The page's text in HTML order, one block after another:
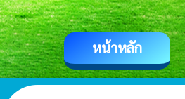
หน้าหลัก